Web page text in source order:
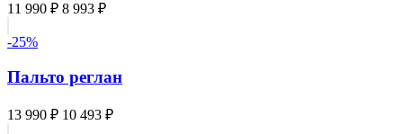
11 990 ₽ 8 993 ₽
-25%
Пальто реглан
13 990 ₽ 10 493 ₽